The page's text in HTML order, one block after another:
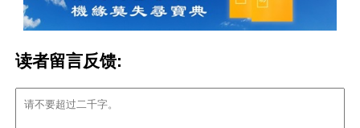
读者留言反馈: